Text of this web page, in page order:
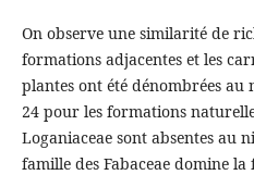
On observe une similarité de
formations adjacentes et les
plantes ont été dénombrées
24 pour les formations
Loganiaceae sont absentes au
famille des Fabaceae domine la